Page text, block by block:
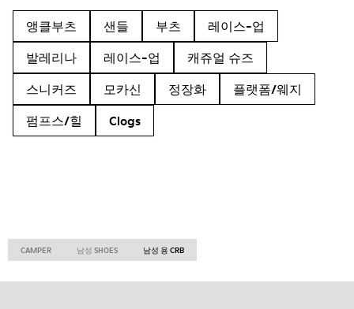
앵클부츠 샌들 부츠
레이스-업
발레리나
레이스-업
캐쥬얼 슈즈
스니커즈
모카신 정장화
플랫폼/웨지
펌프스/힐
Clogs
CAMPER 남성 SHOES 남성 용 CRB